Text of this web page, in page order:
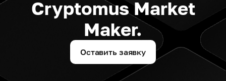
Cryptomus Market
Maker.
Оставить заявку